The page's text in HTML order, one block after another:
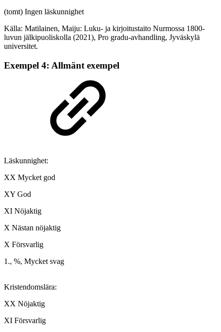
(tomt) Ingen läskunnighet
Källa: Matilainen, Maiju: Luku- ja kirjoitustaito Nurmossa 1800-
luvun jälkipuoliskolla (2021), Pro gradu-avhandling, Jyväskylä
universitet.
Exempel 4: Allmänt exempel
Läskunnighet:
XX Mycket god
XY God
XI Nöjaktig
X Nästan nöjaktig
X Försvarlig
1., %, Mycket svag
Kristendomslära:
XX Nöjaktig
XI Försvarlig